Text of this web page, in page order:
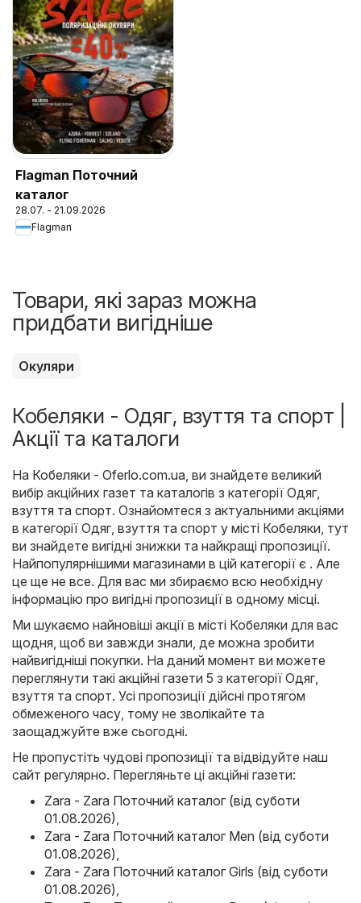
Flagman Поточний
каталог
28.07. - 21.09.2026
Flagman
Товари, які зараз можна
придбати вигідніше
Окуляри
Кобеляки - Одяг, взуття та спорт |
Акції та каталоги
На Кобеляки - Oferlo.com.ua , ви знайдете великий
вибір акційних газет та каталогів з категорії Одяг,
взуття та спорт. Ознайомтеся з актуальними акціями
в категорії Одяг, взуття та спорт у місті Кобеляки, тут
ви знайдете вигідні знижки та найкращі пропозиції.
Найпопулярнішими магазинами в цій категорії є . Але
це ще не все. Для вас ми збираємо всю необхідну
інформацію про вигідні пропозиції в одному місці.
Ми шукаємо найновіші акції в місті Кобеляки для вас
щодня, щоб ви завжди знали, де можна зробити
найвигідніші покупки. На даний момент ви можете
переглянути такі акційні газети 5 з категорії Одяг,
взуття та спорт. Усі пропозиції дійсні протягом
обмеженого часу, тому не зволікайте та
заощаджуйте вже сьогодні.
Не пропустіть чудові пропозиції та відвідуйте наш
сайт регулярно. Перегляньте ці акційні газети:
Zara - Zara Поточний каталог (від суботи
01.08.2026)
Zara - Zara Поточний каталог Men (від суботи
01.08.2026)
Zara - Zara Поточний каталог Girls (від суботи
01.08.2026)